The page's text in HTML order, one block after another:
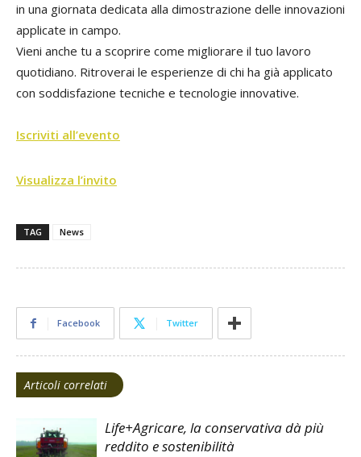
in una giornata dedicata alla dimostrazione delle innovazioni
applicate in campo.
Vieni anche tu a scoprire come migliorare il tuo lavoro
quotidiano. Ritroverai le esperienze di chi ha già applicato
con soddisfazione tecniche e tecnologie innovative.
Iscriviti all’evento
Visualizza l’invito
TAG News
Facebook Twitter
Articoli correlati
Life+Agricare, la conservativa dà più
reddito e sostenibilità